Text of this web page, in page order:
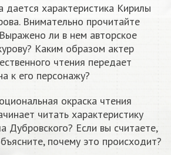
характеристика Кирилы
Внимательно прочитайте
ли в нем авторское
Каким образом актер
чтения передает
к его персонажу?
окраска чтения
читать характеристику
Дубровского? Если вы считаете,
почему это происходит?